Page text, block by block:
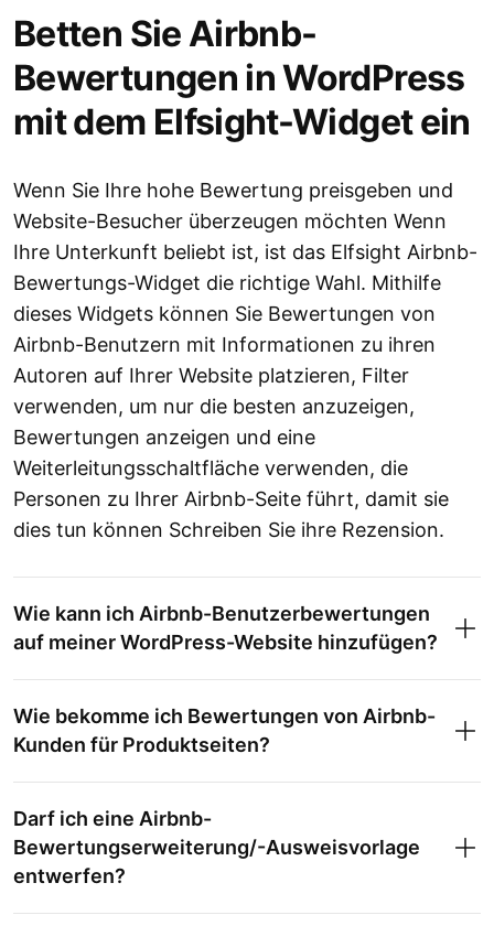
Betten Sie Airbnb-
Bewertungen in WordPress
mit dem Elfsight-Widget ein
Wenn Sie Ihre hohe Bewertung preisgeben und
Website-Besucher überzeugen möchten Wenn
Ihre Unterkunft beliebt ist, ist das Elfsight Airbnb-
Bewertungs-Widget die richtige Wahl. Mithilfe
dieses Widgets können Sie Bewertungen von
Airbnb-Benutzern mit Informationen zu ihren
Autoren auf Ihrer Website platzieren, Filter
verwenden, um nur die besten anzuzeigen,
Bewertungen anzeigen und eine
Weiterleitungsschaltfläche verwenden, die
Personen zu Ihrer Airbnb-Seite führt, damit sie
dies tun können Schreiben Sie ihre Rezension.
Wie kann ich Airbnb-Benutzerbewertungen
auf meiner WordPress-Website hinzufügen?
Wie bekomme ich Bewertungen von Airbnb-
Kunden für Produktseiten?
Darf ich eine Airbnb-
Bewertungserweiterung/-Ausweisvorlage
entwerfen?